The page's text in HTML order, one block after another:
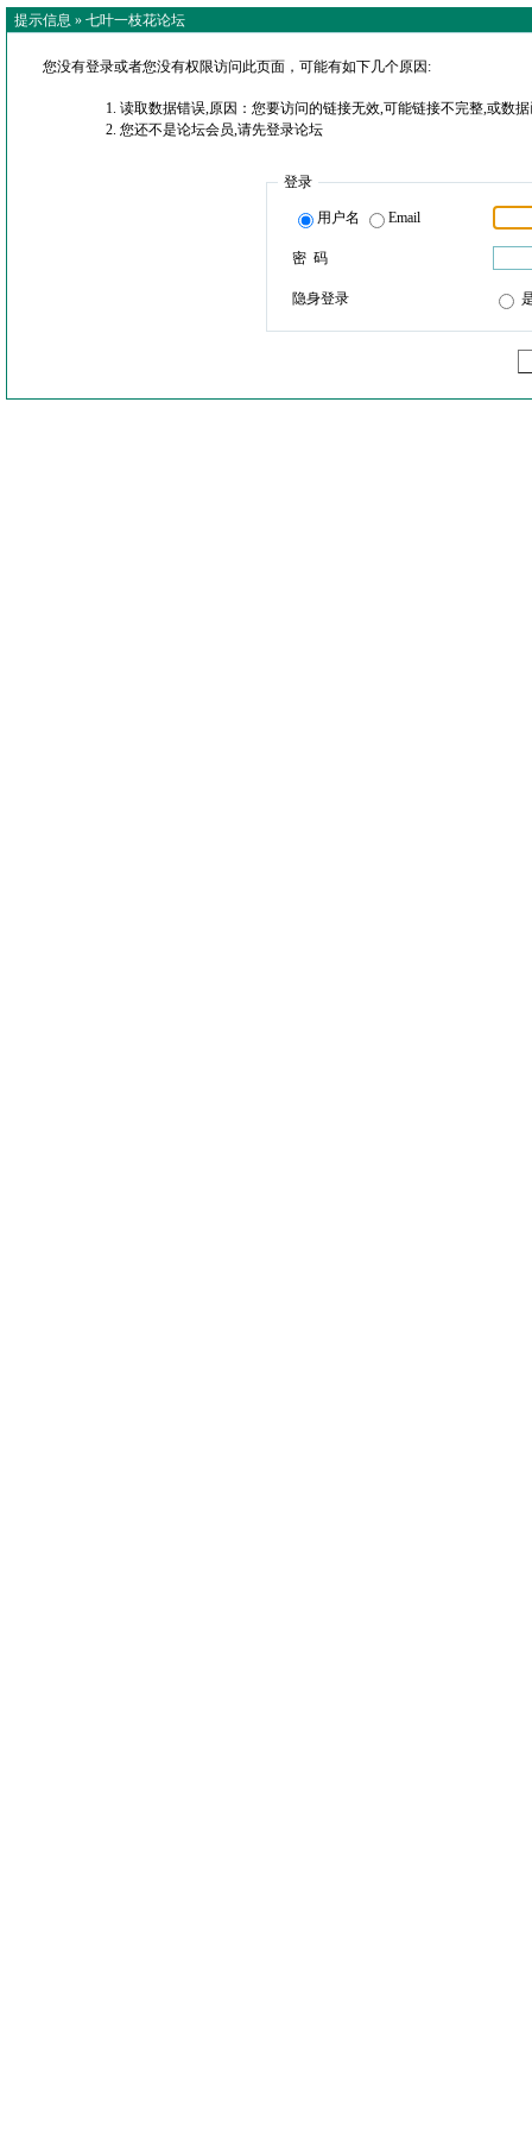
提示信息 » 七叶一枝花论坛
您没有登录或者您没有权限访问此页面，可能有如下几个原因:
读取数据错误,原因：您要访问的链接无效,可能链接不完整,或数
您还不是论坛会员,请先登录论坛
登录
用户名 Email
密 码
隐身登录